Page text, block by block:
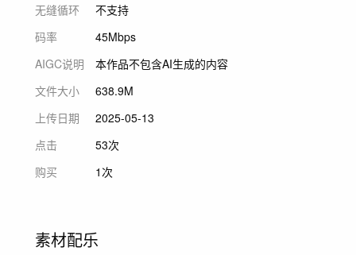
无缝循环
不支持
码率
45Mbps
AIGC说明
本作品不包含AI生成的内容
文件大小
638.9M
上传日期
2025-05-13
点击
53次
购买
1次
素材配乐